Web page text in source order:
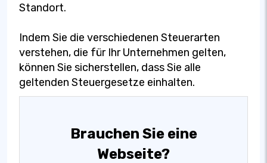
Standort.
Indem Sie die verschiedenen Steuerarten
verstehen, die für Ihr Unternehmen gelten,
können Sie sicherstellen, dass Sie alle
geltenden Steuergesetze einhalten.
Brauchen Sie eine
Webseite?